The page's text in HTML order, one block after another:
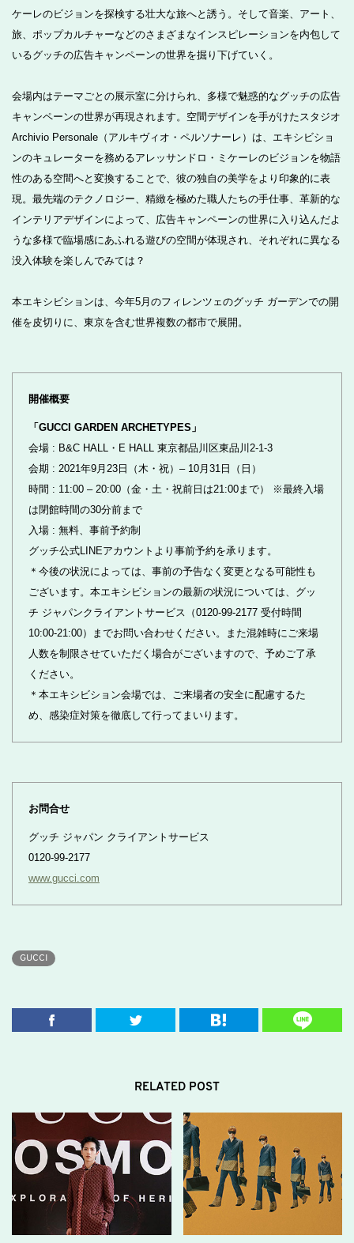
ケーレのビジョンを探検する壮大な旅へと誘う。そして音楽、アート、
旅、ポップカルチャーなどのさまざまなインスピレーションを内包して
いるグッチの広告キャンペーンの世界を掘り下げていく。
会場内はテーマごとの展示室に分けられ、多様で魅惑的なグッチの広告
キャンペーンの世界が再現されます。空間デザインを手がけたスタジオ
Archivio Personale（アルキヴィオ・ペルソナーレ）は、エキシビショ
ンのキュレーターを務めるアレッサンドロ・ミケーレのビジョンを物語
性のある空間へと変換することで、彼の独自の美学をより印象的に表
現。最先端のテクノロジー、精緻を極めた職人たちの手仕事、革新的な
インテリアデザインによって、広告キャンペーンの世界に入り込んだよ
うな多様で臨場感にあふれる遊びの空間が体現され、それぞれに異なる
没入体験を楽しんでみては？
本エキシビションは、今年5月のフィレンツェのグッチ ガーデンでの開
催を皮切りに、東京を含む世界複数の都市で展開。
開催概要
「GUCCI GARDEN ARCHETYPES」
会場 : B&C HALL・E HALL 東京都品川区東品川2-1-3
会期 : 2021年9月23日（木・祝）– 10月31日（日）
時間 : 11:00 – 20:00（金・土・祝前日は21:00まで） ※最終入場
は閉館時間の30分前まで
入場 : 無料、事前予約制
グッチ公式LINEアカウントより事前予約を承ります。
＊今後の状況によっては、事前の予告なく変更となる可能性も
ございます。本エキシビションの最新の状況については、グッ
チ ジャパンクライアントサービス（0120-99-2177 受付時間
10:00-21:00）までお問い合わせください。また混雑時にご来場
人数を制限させていただく場合がございますので、予めご了承
ください。
＊本エキシビション会場では、ご来場者の安全に配慮するた
め、感染症対策を徹底して行ってまいります。
お問合せ
グッチ ジャパン クライアントサービス
0120-99-2177
www.gucci.com
GUCCI
RELATED POST